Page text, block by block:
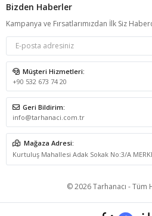
Bizden Haberler
Kampanya ve Fırsatlarımızdan İlk Siz
Müşteri Hizmetleri:
+90 532 673 74 20
Geri Bildirim:
info@tarhanaci.com.tr
Mağaza Adresi:
Kurtuluş Mahallesi Adak Sokak No:3/A
© 2026 Tarhanacı - Tüm